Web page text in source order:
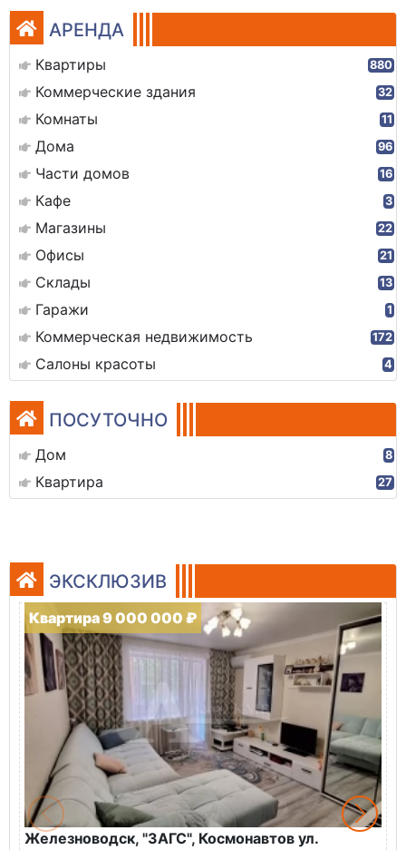
АРЕНДА
Квартиры 880
Коммерческие здания 32
Комнаты 11
Дома 96
Части домов 16
Кафе 3
Магазины 22
Офисы 21
Склады 13
Гаражи 1
Коммерческая недвижимость 172
Салоны красоты 4
ПОСУТОЧНО
Дом 8
Квартира 27
ЭКСКЛЮЗИВ
Квартира 9 000 000 ₽
Железноводск, "ЗАГС", Космонавтов ул.